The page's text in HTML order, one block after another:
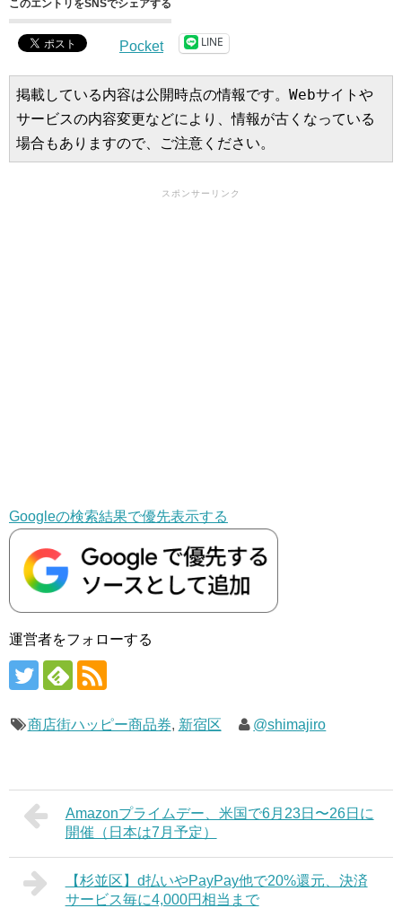
このエントリをSNSでシェアする
Pocket LINE
掲載している内容は公開時点の情報です。Webサイトや
サービスの内容変更などにより、情報が古くなっている
場合もありますので、ご注意ください。
スポンサーリンク
Googleの検索結果で優先表示する
運営者をフォローする
商店街ハッピー商品券, 新宿区 @shimajiro
Amazonプライムデー、米国で6月23日〜26日に
開催（日本は7月予定）
【杉並区】d払いやPayPay他で20%還元、決済
サービス毎に4,000円相当まで